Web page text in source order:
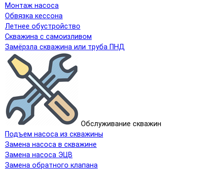
Монтаж насоса
Обвязка кессона
Летнее обустройство
Скважина с самоизливом
Замёрзла скважина или труба ПНД
Обслуживание скважин
Подъем насоса из скважины
Замена насоса в скважине
Замена насоса ЭЦВ
Замена обратного клапана